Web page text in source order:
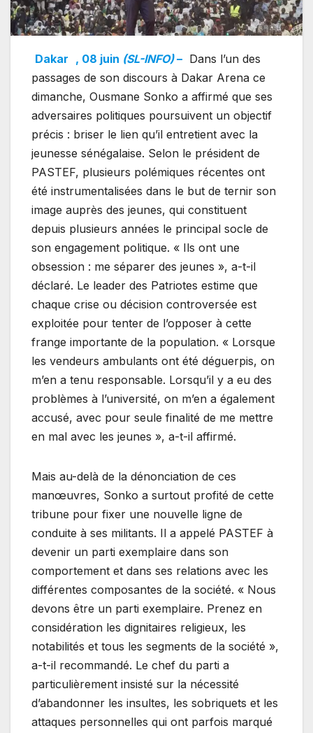
Dakar , 08 juin (SL-INFO)– Dans l’un des
passages de son discours à Dakar Arena ce
dimanche, Ousmane Sonko a affirmé que ses
adversaires politiques poursuivent un objectif
précis : briser le lien qu’il entretient avec la
jeunesse sénégalaise. Selon le président de
PASTEF, plusieurs polémiques récentes ont
été instrumentalisées dans le but de ternir son
image auprès des jeunes, qui constituent
depuis plusieurs années le principal socle de
son engagement politique. « Ils ont une
obsession : me séparer des jeunes », a-t-il
déclaré. Le leader des Patriotes estime que
chaque crise ou décision controversée est
exploitée pour tenter de l’opposer à cette
frange importante de la population. « Lorsque
les vendeurs ambulants ont été déguerpis, on
m’en a tenu responsable. Lorsqu’il y a eu des
problèmes à l’université, on m’en a également
accusé, avec pour seule finalité de me mettre
en mal avec les jeunes », a-t-il affirmé.
Mais au-delà de la dénonciation de ces
manœuvres, Sonko a surtout profité de cette
tribune pour fixer une nouvelle ligne de
conduite à ses militants. Il a appelé PASTEF à
devenir un parti exemplaire dans son
comportement et dans ses relations avec les
différentes composantes de la société. « Nous
devons être un parti exemplaire. Prenez en
considération les dignitaires religieux, les
notabilités et tous les segments de la société »,
a-t-il recommandé. Le chef du parti a
particulièrement insisté sur la nécessité
d’abandonner les insultes, les sobriquets et les
attaques personnelles qui ont parfois marqué